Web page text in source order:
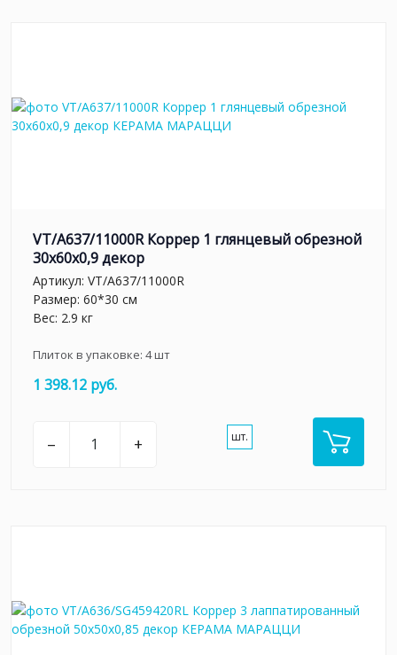
VT/A637/11000R Коррер 1 глянцевый обрезной
30x60x0,9 декор
Артикул: VT/A637/11000R
Размер: 60*30 см
Вес: 2.9 кг
Плиток в упаковке: 4шт
1 398.12 руб.
– + шт.